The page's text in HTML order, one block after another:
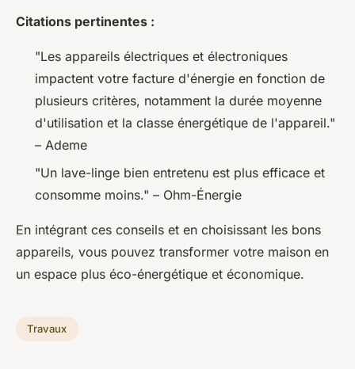
Citations pertinentes :
"Les appareils électriques et électroniques
impactent votre facture d'énergie en fonction de
plusieurs critères, notamment la durée moyenne
d'utilisation et la classe énergétique de l'appareil."
– Ademe
"Un lave-linge bien entretenu est plus efficace et
consomme moins." – Ohm-Énergie
En intégrant ces conseils et en choisissant les bons
appareils, vous pouvez transformer votre maison en
un espace plus éco-énergétique et économique.
Travaux